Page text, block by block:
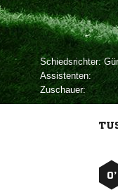
Schiedsrichter:
Assistenten:
Zuschauer:
0’